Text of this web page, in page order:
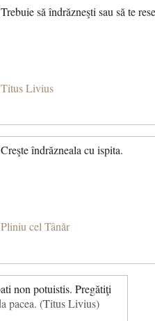
Trebuie să îndrăzneşti sau să te
Titus Livius
Creşte îndrăzneala cu ispita.
Pliniu cel Tânăr
non potuistis. Pregătiţi
pacea. (Titus Livius)